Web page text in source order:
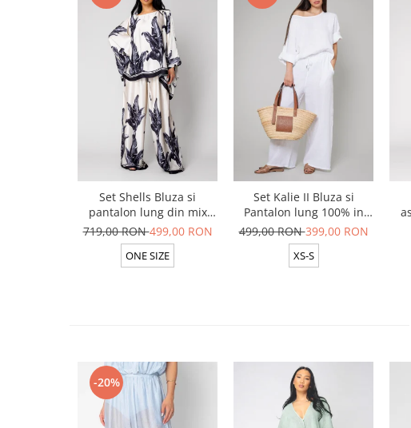
Set Shells Bluza si
pantalon lung din mix
matase Off White/ Black
719,00 RON499,00 RON
ONE SIZE
Set Kalie II Bluza si
Pantalon lung 100% in
White
499,00 RON399,00 RON
XS-S
-20%